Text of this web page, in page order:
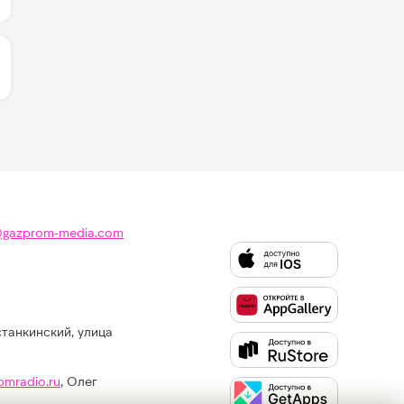
ЛАЙКОВ ЗА "GALAXY - KUNGS & THEOPHILUS
media.com
улица
, Олег